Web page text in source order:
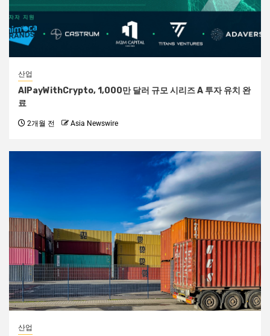
산업
AIPayWithCrypto, 1,000만 달러 규모 시리즈 A 투자 유치 완
료
2개월 전 Asia Newswire
산업